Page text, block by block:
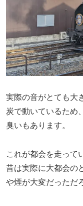
実際の音がとても大
炭で動いているため
臭いもあります。
これが都会を走って
昔は実際に大都会の
や煙が大変だっただ